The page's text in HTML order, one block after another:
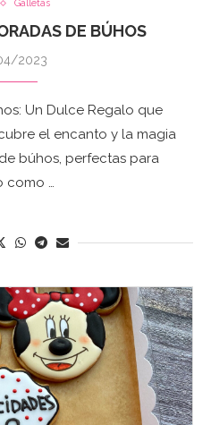
Galletas
DE BÚHOS
2023
Un Dulce Regalo que
el encanto y la magia
búhos, perfectas para
como …